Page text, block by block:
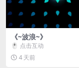
《~波浪~》
🖱️ 点击互动
4 天前